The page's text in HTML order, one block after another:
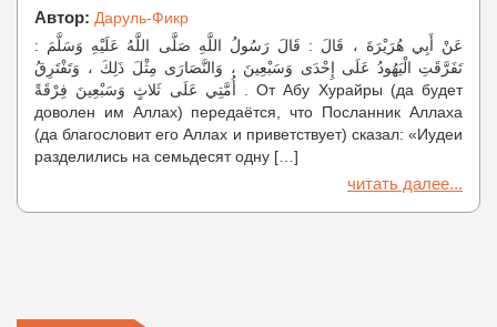
Автор: Даруль-Фикр
عَنْ أَبِي هُرَيْرَةَ ، قَالَ : قَالَ رَسُولُ اللَّهِ صَلَّى اللَّهُ عَلَيْهِ وَسَلَّمَ :
تَفَرَّقَتِ الْيَهُودُ عَلَى إِحْدَى وَسَبْعِينَ ، وَالنَّصَارَى مِثْلَ ذَلِكَ ، وَتَفْتَرِقُ
أُمَّتِي عَلَى ثَلاثٍ وَسَبْعِينَ فِرْقَةً . От Абу Хурайры (да будет
доволен им Аллах) передаётся, что Посланник Аллаха
(да благословит его Аллах и приветствует) сказал: «Иудеи
разделились на семьдесят одну […]
читать далее...